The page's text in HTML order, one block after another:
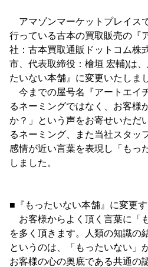
アマゾンマーケットプレイス
行っている古本の買取販売の『
社：古本買取通販ドットコム株
市、代表取締役：檜垣 宏輔)は
たいない本舗』に変更いたしま
今までの屋号名『アートエイ
るネーミングではなく、お客様
か？」という声をお寄せいただ
るネーミング、また当社スタッ
感情が近い言葉を表現し「もっ
しました。
■『もったいない本舗』に変更
お客様からよく頂く言葉に「
を多く頂きます。人類の知識の
というのは、「もったいない」
お客様の心の奥底である共通の